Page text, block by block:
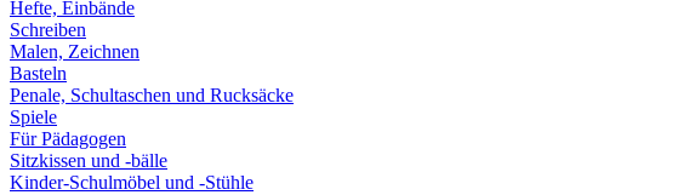
Hefte, Einbände
Schreiben
Malen, Zeichnen
Basteln
Penale, Schultaschen und Rucksäcke
Spiele
Für Pädagogen
Sitzkissen und -bälle
Kinder-Schulmöbel und -Stühle